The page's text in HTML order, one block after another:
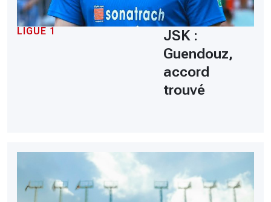
LIGUE 1
JSK :
Guendouz,
accord
trouvé